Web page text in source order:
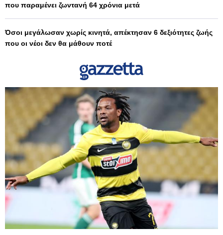
που παραμένει ζωντανή 64 χρόνια μετά
Όσοι μεγάλωσαν χωρίς κινητά, απέκτησαν 6 δεξιότητες ζωής
που οι νέοι δεν θα μάθουν ποτέ